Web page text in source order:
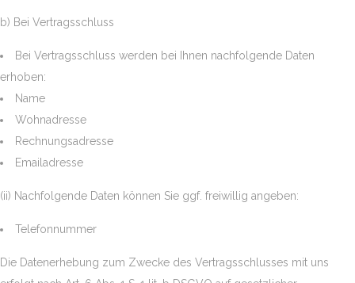
b) Bei Vertragsschluss
Bei Vertragsschluss werden bei Ihnen nachfolgende Daten
erhoben:
Name
Wohnadresse
Rechnungsadresse
Emailadresse
(ii) Nachfolgende Daten können Sie ggf. freiwillig angeben:
Telefonnummer
Die Datenerhebung zum Zwecke des Vertragsschlusses mit uns